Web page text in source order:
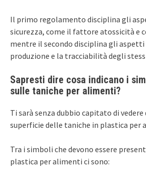
Il primo regolamento disciplina gli
sicurezza, come il fattore atossicità e
mentre il secondo disciplina gli
produzione e la tracciabilità degli
Sapresti dire cosa indicano i
sulle taniche per alimenti?
Ti sarà senza dubbio capitato di
superficie delle taniche in plastica per
Tra i simboli che devono essere
plastica per alimenti ci sono: